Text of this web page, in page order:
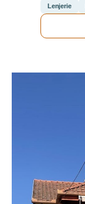
Lenjerie